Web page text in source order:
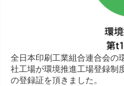
全日本印刷工業組合連合会の
社工場が環境推進工場登録制
の登録証を頂きました。